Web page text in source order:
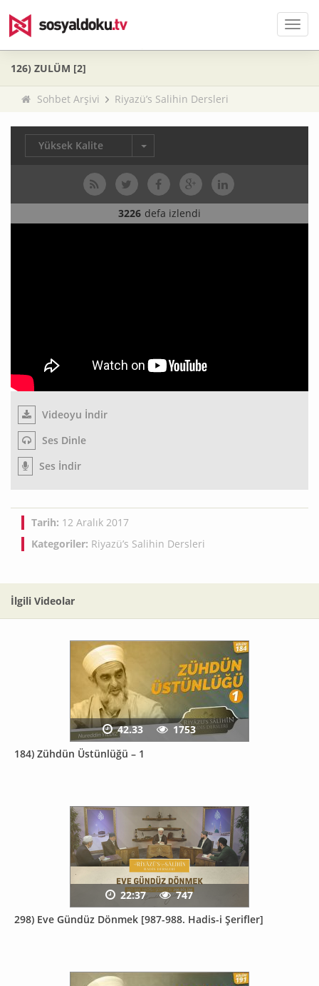
Menü
126) ZULÜM [2]
Sohbet Arşivi Riyazü’s Salihin Dersleri
Yüksek Kalite
3226 defa izlendi
Videoyu İndir
Ses Dinle
Ses İndir
Tarih: 12 Aralık 2017
Kategoriler: Riyazü’s Salihin Dersleri
İlgili Videolar
184) Zühdün Üstünlüğü – 1
42.33 1753
298) Eve Gündüz Dönmek [987-988. Hadis-i Şerifler]
22:37 747